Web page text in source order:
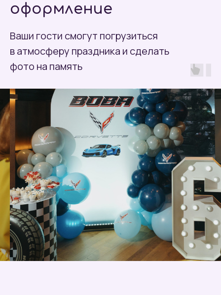
оформление
Ваши гости смогут погрузиться
в атмосферу праздника и сделать
фото на память